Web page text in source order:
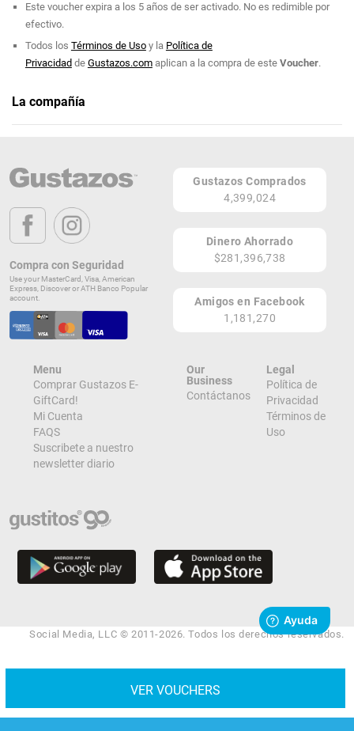
VER VOUCHERS
Este voucher expira a los 5 años de ser activado. No es redimible por
efectivo.
Todos los Términos de Usoy la Política de
Privacidad de Gustazos.comaplican a la compra de este Voucher.
La compañía
1309 Ashford Avenue, Condado
Lugares de Redención
¡Ver todos en el Mapa!
1309 Ave Ashford
San Juan 00907
PR
Compra con Seguridad
Use your MasterCard, Visa, American
Express, Discover or ATH Banco Popular
account.
Gustazos Comprados
4,399,024
Dinero Ahorrado
$281,396,738
Amigos en Facebook
1,181,270
Menu
Comprar Gustazos E-
GiftCard!
Mi Cuenta
FAQS
Suscribete a nuestro
newsletter diario
Our
Business
Contáctanos
Legal
Política de
Privacidad
Términos de
Uso
Social Media, LLC © 2011-2026. Todos los derechos reservados.